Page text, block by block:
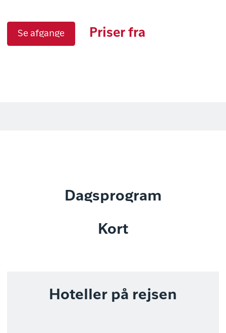
Se afgange Priser fra
Dagsprogram
Kort
Hoteller på rejsen